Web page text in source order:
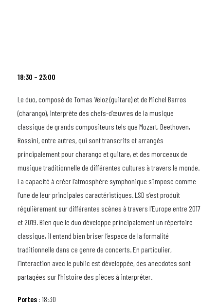
18:30 – 23:00
Le duo, composé de Tomas Veloz (guitare) et de Michel Barros
(charango), interprète des chefs-d’œuvres de la musique
classique de grands compositeurs tels que Mozart, Beethoven,
Rossini, entre autres, qui sont transcrits et arrangés
principalement pour charango et guitare, et des morceaux de
musique traditionnelle de différentes cultures à travers le monde.
La capacité à créer l’atmosphère symphonique s’impose comme
l’une de leur principales caractéristiques. LSD s’est produit
régulièrement sur différentes scènes à travers l’Europe entre 2017
et 2019. Bien que le duo développe principalement un répertoire
classique, il entend bien briser l’espace de la formalité
traditionnelle dans ce genre de concerts. En particulier,
l’interaction avec le public est développée, des anecdotes sont
partagées sur l’histoire des pièces à interpréter.
Portes : 18:30